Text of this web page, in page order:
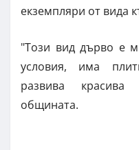
екземпляри от вида
"Този вид дърво е
условия, има
развива
общината.